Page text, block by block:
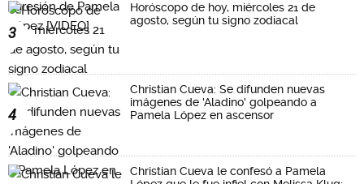
3
Horóscopo de hoy, miércoles 21 de
agosto, según tu signo zodiacal
4
Christian Cueva: Se difunden nuevas
imágenes de 'Aladino' golpeando a
Pamela López en ascensor
Christian Cueva le confesó a Pamela